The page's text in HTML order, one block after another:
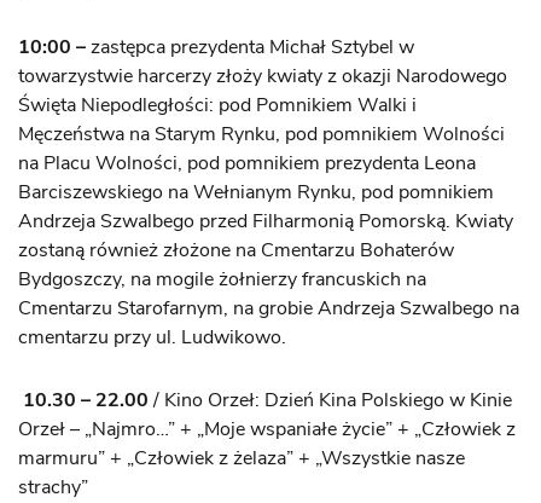
10:00 –zastępca prezydenta Michał Sztybel w
towarzystwie harcerzy złoży kwiaty z okazji Narodowego
Święta Niepodległości: pod Pomnikiem Walki i
Męczeństwa na Starym Rynku, pod pomnikiem Wolności
na Placu Wolności, pod pomnikiem prezydenta Leona
Barciszewskiego na Wełnianym Rynku, pod pomnikiem
Andrzeja Szwalbego przed Filharmonią Pomorską. Kwiaty
zostaną również złożone na Cmentarzu Bohaterów
Bydgoszczy, na mogile żołnierzy francuskich na
Cmentarzu Starofarnym, na grobie Andrzeja Szwalbego na
cmentarzu przy ul. Ludwikowo.
10.30 – 22.00/ Kino Orzeł: Dzień Kina Polskiego w Kinie
Orzeł – „Najmro…” + „Moje wspaniałe życie” + „Człowiek z
marmuru” + „Człowiek z żelaza” + „Wszystkie nasze
strachy”